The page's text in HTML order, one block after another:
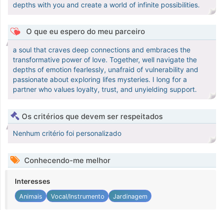
depths with you and create a world of infinite possibilities.
O que eu espero do meu parceiro
a soul that craves deep connections and embraces the
transformative power of love. Together, well navigate the
depths of emotion fearlessly, unafraid of vulnerability and
passionate about exploring lifes mysteries. I long for a
partner who values loyalty, trust, and unyielding support.
Os critérios que devem ser respeitados
Nenhum critério foi personalizado
Conhecendo-me melhor
Interesses
Animais Vocal/Instrumento Jardinagem